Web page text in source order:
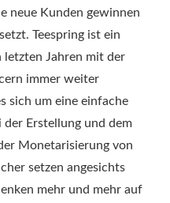
neue Kunden gewinnen
Teespring ist ein
letzten Jahren mit der
immer weiter
sich um eine einfache
der Erstellung und dem
Monetarisierung von
setzen angesichts
mehr und mehr auf